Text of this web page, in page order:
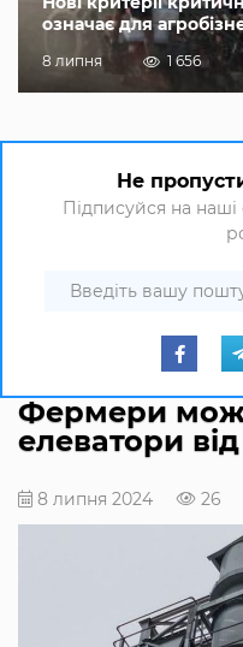
означає для
8 липня 1 656
Не
Підписуйся на наші
Фермери
елеватори
8 липня 2024 26